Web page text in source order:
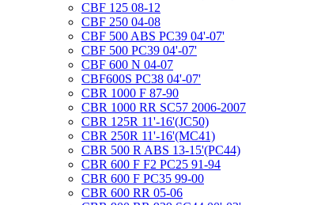
CBF 125 08-12
CBF 250 04-08
CBF 500 ABS PC39 04'-07'
CBF 500 PC39 04'-07'
CBF 600 N 04-07
CBF600S PC38 04'-07'
CBR 1000 F 87-90
CBR 1000 RR SC57 2006-2007
CBR 125R 11'-16'(JC50)
CBR 250R 11'-16'(MC41)
CBR 500 R ABS 13-15'(PC44)
CBR 600 F F2 PC25 91-94
CBR 600 F PC35 99-00
CBR 600 RR 05-06